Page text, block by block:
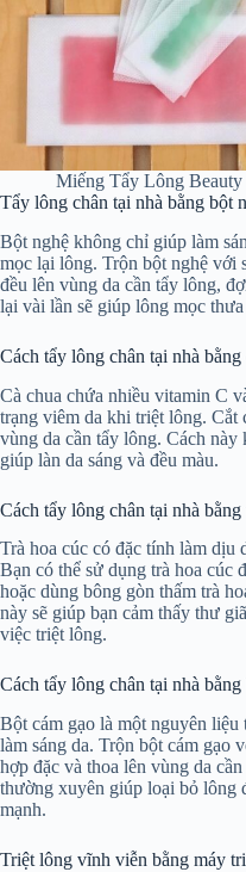
Miếng Tẩy Lông
Tẩy lông chân tại nhà bằng bột
Bột nghệ không chỉ giúp làm
mọc lại lông. Trộn bột nghệ với
đều lên vùng da cần tẩy lông,
lại vài lần sẽ giúp lông mọc
Cách tẩy lông chân tại nhà bằng
Cà chua chứa nhiều vitamin C
trạng viêm da khi triệt lông. Cắt
vùng da cần tẩy lông. Cách
giúp làn da sáng và đều màu.
Cách tẩy lông chân tại nhà bằng
Trà hoa cúc có đặc tính làm dịu
Bạn có thể sử dụng trà hoa cúc
hoặc dùng bông gòn thấm trà
này sẽ giúp bạn cảm thấy thư
việc triệt lông.
Cách tẩy lông chân tại nhà bằng
Bột cám gạo là một nguyên liệu
làm sáng da. Trộn bột cám gạo
hợp đặc và thoa lên vùng da
thường xuyên giúp loại bỏ lông
mạnh.
Triệt lông vĩnh viễn bằng máy